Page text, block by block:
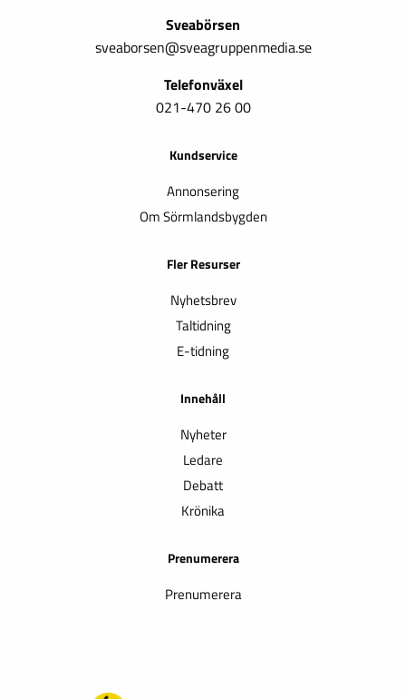
Sveabörsen
sveaborsen@sveagruppenmedia.se
Telefonväxel
021-470 26 00
Kundservice
Annonsering
Om Sörmlandsbygden
Fler Resurser
Nyhetsbrev
Taltidning
E-tidning
Innehåll
Nyheter
Ledare
Debatt
Krönika
Prenumerera
Prenumerera